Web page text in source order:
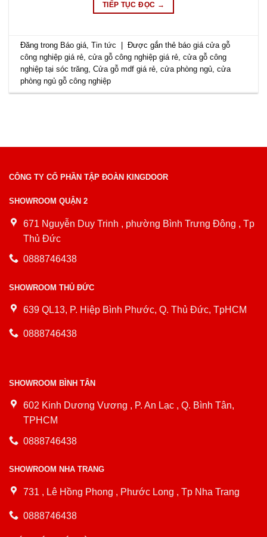
TIẾP TỤC ĐỌC →
Đăng trong Báo giá,Tin tức Được gắn thẻ báo giá cửa gỗ
công nghiệp giá rẻ,cửa gỗ công nghiệp giá rẻ,cửa gỗ công
nghiệp tại sóc trăng,Cửa gỗ mdf giá rẻ,cửa phòng ngủ,cửa
phòng ngủ gỗ công nghiệp
CÔNG TY CỔ PHẦN TẬP ĐOÀN KINGDOOR
SHOWROOM QUẬN 2
671 Nguyễn Duy Trinh , phường Bình Trưng Đông , Tp
Thủ Đức
0888746438
SHOWROOM THỦ ĐỨC
639 QL13, P. Hiệp Bình Phước, Q. Thủ Đức, TpHCM
0888746438
SHOWROOM BÌNH TÂN
602 Kinh Dương Vương , P. An Lạc , Q. Bình Tân,
TPHCM
0888746438
SHOWROOM NHA TRANG
731 , Lê Hồng Phong , Phước Long , Tp Nha Trang
0888746438